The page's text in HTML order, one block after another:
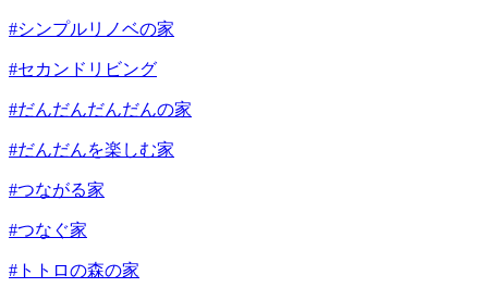
#シンプルリノベの家
#セカンドリビング
#だんだんだんだんの家
#だんだんを楽しむ家
#つながる家
#つなぐ家
#トトロの森の家